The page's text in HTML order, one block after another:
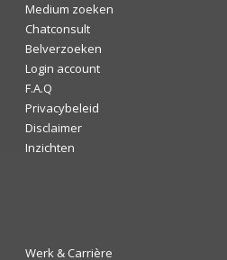
Medium zoeken
Chatconsult
Belverzoeken
Login account
F.A.Q
Privacybeleid
Disclaimer
Inzichten
Werk & Carrière